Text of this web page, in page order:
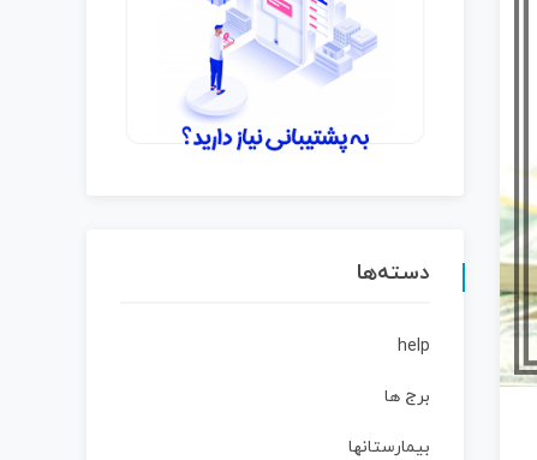
دسته‌ها
help
برج ها
بیمارستانها